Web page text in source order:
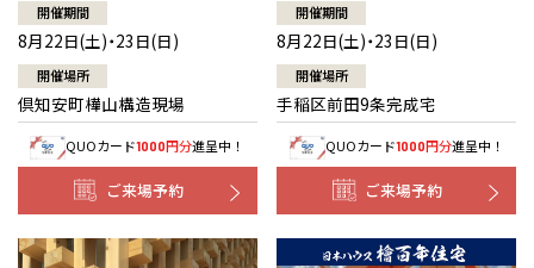
開催期間
8月22日(土)・23日(日)
開催場所
倶知安町樺山構造現場
QUOカード1000円分進呈中！
ご来場予約
開催期間
8月22日(土)・23日(日)
開催場所
手稲区前田9条完成宅
QUOカード1000円分進呈中！
ご来場予約
道東
山形
宮城
福島
長野
富山
石川
福井
神奈川
埼玉
千葉
茨城
愛知
岐阜
静岡
三重
近畿
大阪
京都
兵庫
中国・四国
岡山
香川
九州
福岡
分譲マンション
道南
道東
釧路
山形県
宮城県
仙台
福島県
会津
山梨県
長野県
富山県
富山
石川県
福井県
福井
神奈川県
相模
埼玉県
埼玉
千葉県
千葉
愛知県
岐阜県
岐阜
静岡県
三重県
四日市
近畿
大阪府
大阪
京都府
京都
兵庫県
姫路
中国・四国
岡山県
岡山
九州
福岡県
福岡